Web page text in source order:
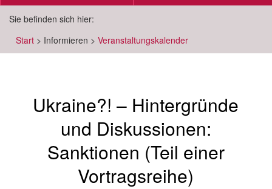
Sie befinden sich hier:
Start > Informieren > Veranstaltungskalender
Ukraine?! – Hintergründe
und Diskussionen:
Sanktionen (Teil einer
Vortragsreihe)